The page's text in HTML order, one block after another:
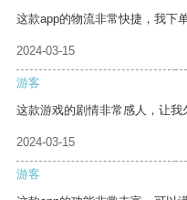
这款app的物流非常快捷，我下
2024-03-15
游客
这款游戏的剧情非常感人，让我
2024-03-15
游客